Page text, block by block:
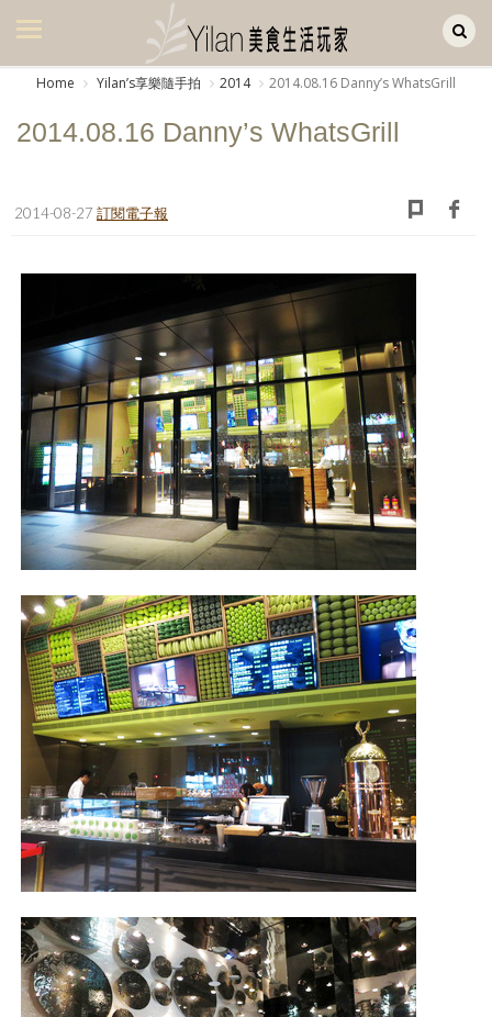
美食集
書房集
日記簿
餐桌週記
享樂隨手拍
照相簿
影音區
創意出版服務
歷史區
關於Yilan
個人著作
活動實況記錄
媒體報導一覽
合作與代言
訂閱電子報
Home Yilanʼs享樂隨手拍 2014 2014.08.16 Danny’s WhatsGrill
2014.08.16 Danny’s WhatsGrill
2014-08-27 訂閱電子報